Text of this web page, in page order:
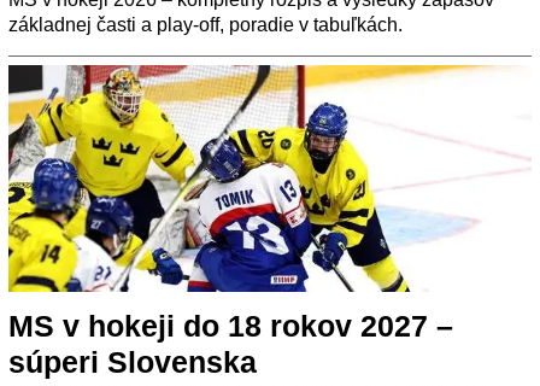
základnej časti a play-off, poradie v tabuľkách.
MS v hokeji do 18 rokov 2027 –
súperi Slovenska